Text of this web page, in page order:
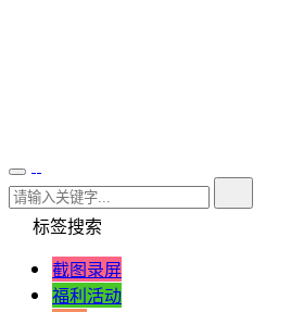
标签搜索
截图录屏
福利活动